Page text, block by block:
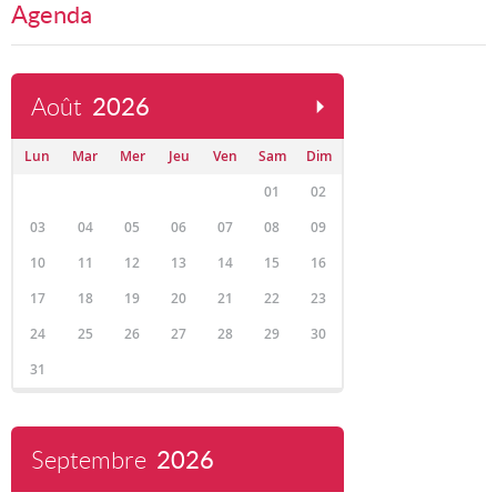
Programme en PDF
Agenda
Août 2026
Lun Mar Mer Jeu Ven Sam
Dim
01
02
03
04 05 06 07 08
09
10
11 12 13 14 15
16
17
18 19 20 21 22
23
24
25 26 27 28 29
30
31
Septembre 2026